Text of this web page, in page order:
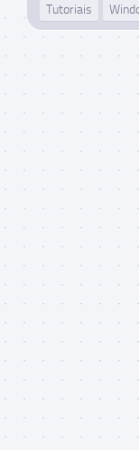
Tutoriais